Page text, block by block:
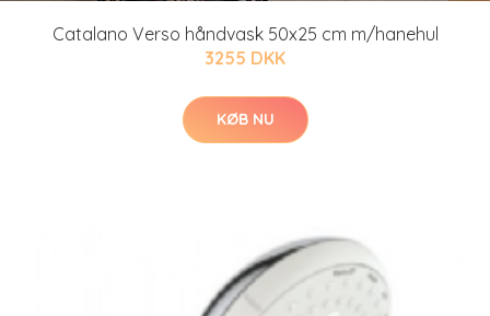
Catalano Verso håndvask 50x25 cm m/hanehul
3255 DKK
KØB NU